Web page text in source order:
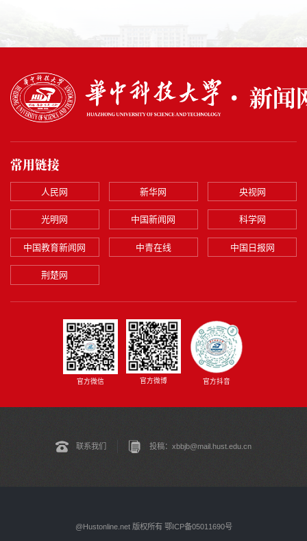
常用链接
人民网 新华网 央视网
光明网 中国新闻网 科学网
中国教育新闻网 中青在线 中国日报网
荆楚网
官方微信 官方微博 官方抖音
联系我们 投稿：xbbjb@mail.hust.edu.cn
@Hustonline.net 版权所有 鄂ICP备05011690号